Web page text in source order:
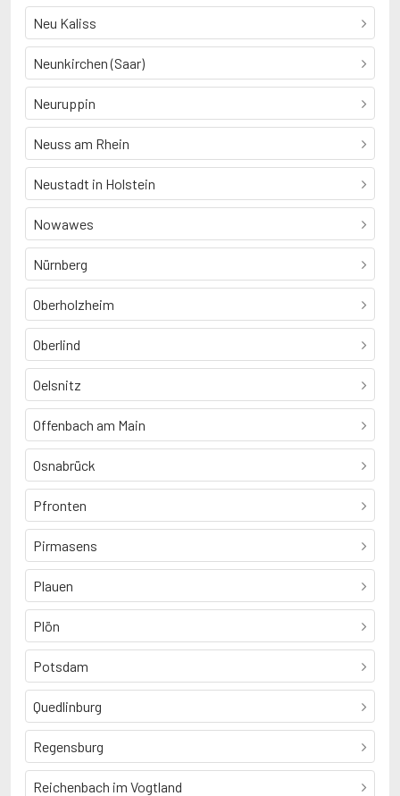
Neu Kaliss
Neunkirchen (Saar)
Neuruppin
Neuss am Rhein
Neustadt in Holstein
Nowawes
Nürnberg
Oberholzheim
Oberlind
Oelsnitz
Offenbach am Main
Osnabrück
Pfronten
Pirmasens
Plauen
Plön
Potsdam
Quedlinburg
Regensburg
Reichenbach im Vogtland